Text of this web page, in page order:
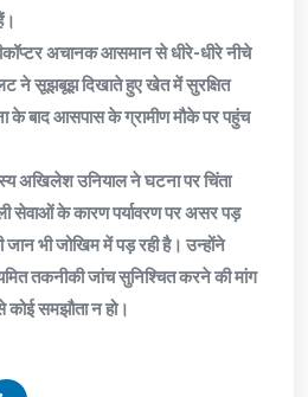
अचानक आसमान से धीरे-धीरे नीचे
ने सूझबूझ दिखाते हुए खेत में सुरक्षित
के बाद आसपास के ग्रामीण मौके पर पहुंच
अखिलेश उनियाल ने घटना पर चिंता
सेवाओं के कारण पर्यावरण पर असर पड़
जान भी जोखिम में पड़ रही है। उन्होंने
तकनीकी जांच सुनिश्चित करने की मांग
कोई समझौता न हो।